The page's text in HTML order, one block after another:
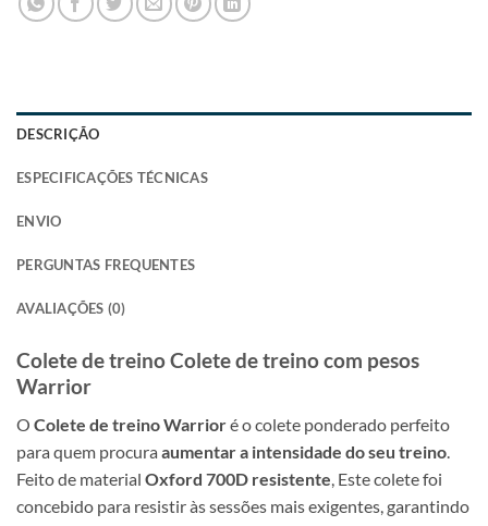
DESCRIÇÃO
ESPECIFICAÇÕES TÉCNICAS
ENVIO
PERGUNTAS FREQUENTES
AVALIAÇÕES (0)
Colete de treino Colete de treino com pesos
Warrior
O Colete de treino Warrioré o colete ponderado perfeito
para quem procura aumentar a intensidade do seu treino
Feito de material Oxford 700D resistente , Este colete foi
concebido para resistir às sessões mais exigentes, garantindo